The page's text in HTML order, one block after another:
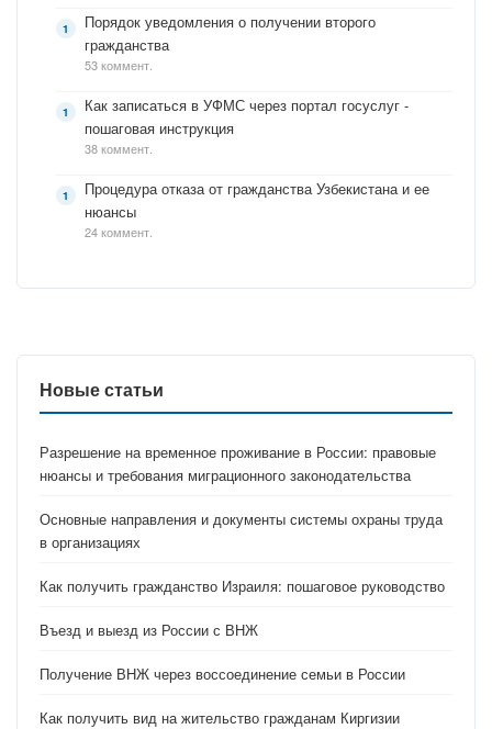
Порядок уведомления о получении второго
гражданства
53 коммент.
Как записаться в УФМС через портал госуслуг -
пошаговая инструкция
38 коммент.
Процедура отказа от гражданства Узбекистана и ее
нюансы
24 коммент.
Новые статьи
Разрешение на временное проживание в России: правовые
нюансы и требования миграционного законодательства
Основные направления и документы системы охраны труда
в организациях
Как получить гражданство Израиля: пошаговое руководство
Въезд и выезд из России с ВНЖ
Получение ВНЖ через воссоединение семьи в России
Как получить вид на жительство гражданам Киргизии